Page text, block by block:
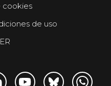
cookies
de uso